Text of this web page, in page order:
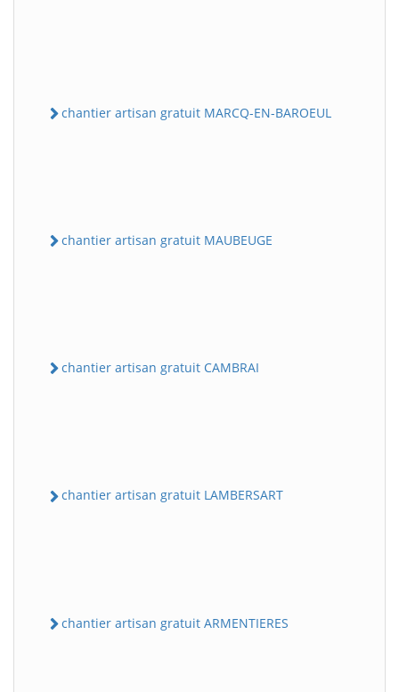
chantier artisan gratuit MARCQ-EN-BAROEUL
chantier artisan gratuit MAUBEUGE
chantier artisan gratuit CAMBRAI
chantier artisan gratuit LAMBERSART
chantier artisan gratuit ARMENTIERES